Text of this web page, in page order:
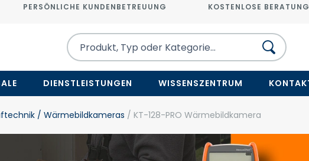
PERSÖNLICHE KUNDENBETREUUNG KOSTENLOSE BERATUNG
DIENSTLEISTUNGEN WISSENSZENTRUM
/ Wärmebildkameras / KT-128-PRO Wärmebildkamera